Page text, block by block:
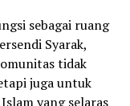
sebagai ruang
Syarak,
tidak
juga untuk
yang selaras